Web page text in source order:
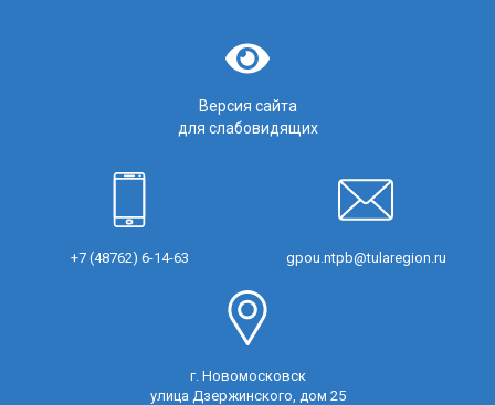
Версия сайта
для слабовидящих
+7 (48762) 6-14-63 gpou.ntpb@tularegion.ru
г. Новомосковск
улица Дзержинского, дом 25